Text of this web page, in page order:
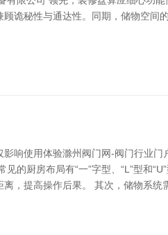
诡秘性与通达性。同期，储物空
响使用体验滁州阀门网-阀门行业
的厨房布局有“一”字型、“L”型和
，提高操作后果。 其次，储物系